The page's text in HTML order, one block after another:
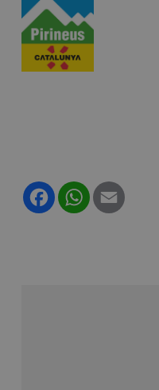
contingut
FacebookWhatsApp